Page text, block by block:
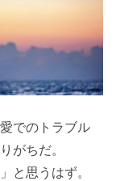
でのトラブル
がちだ。
と思うはず。